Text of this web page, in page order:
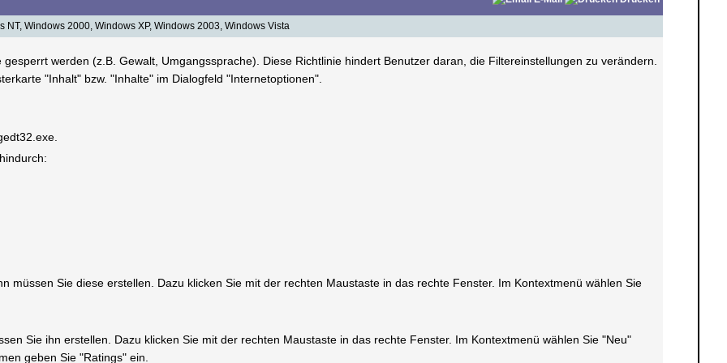
Windows 2000, Windows XP, Windows 2003, Windows Vista
werden (z.B. Gewalt, Umgangssprache). Diese Richtlinie hindert Benutzer daran, die Filtereinstellungen zu verändern.
"Inhalt" bzw. "Inhalte" im Dialogfeld "Internetoptionen".
müssen Sie diese erstellen. Dazu klicken Sie mit der rechten Maustaste in das rechte Fenster. Im Kontextmenü wählen Sie
Sie ihn erstellen. Dazu klicken Sie mit der rechten Maustaste in das rechte Fenster. Im Kontextmenü wählen Sie "Neu"
geben Sie "Ratings" ein.